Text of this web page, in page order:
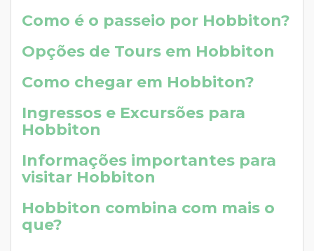
Como é o passeio por Hobbiton?
Opções de Tours em Hobbiton
Como chegar em Hobbiton?
Ingressos e Excursões para
Hobbiton
Informações importantes para
visitar Hobbiton
Hobbiton combina com mais o
que?